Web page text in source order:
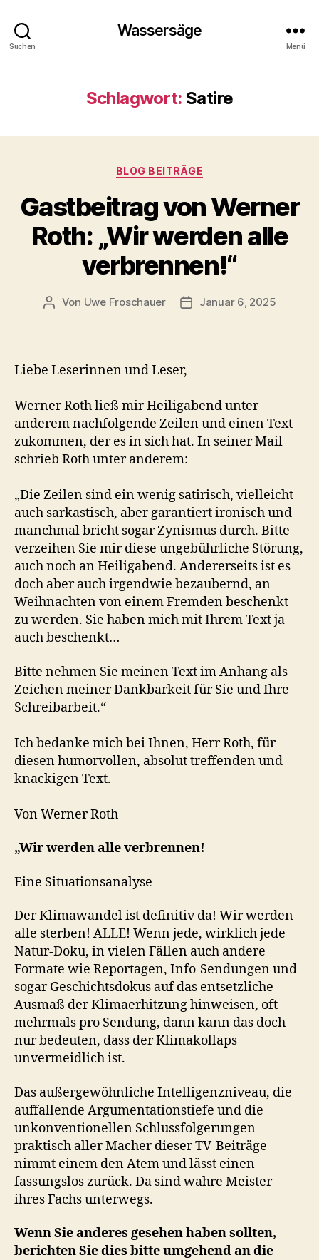
Suchen
Wassersäge
Menü
Schlagwort: Satire
Kategorien
BLOG BEITRÄGE
Gastbeitrag von Werner
Roth: „Wir werden alle
verbrennen!“
Beitragsautor
Von Uwe Froschauer Beitragsdatum
Januar 6, 2025
Liebe Leserinnen und Leser,
Werner Roth ließ mir Heiligabend unter
anderem nachfolgende Zeilen und einen Text
zukommen, der es in sich hat. In seiner Mail
schrieb Roth unter anderem:
„Die Zeilen sind ein wenig satirisch, vielleicht
auch sarkastisch, aber garantiert ironisch und
manchmal bricht sogar Zynismus durch. Bitte
verzeihen Sie mir diese ungebührliche Störung,
auch noch an Heiligabend. Andererseits ist es
doch aber auch irgendwie bezaubernd, an
Weihnachten von einem Fremden beschenkt
zu werden. Sie haben mich mit Ihrem Text ja
auch beschenkt…
Bitte nehmen Sie meinen Text im Anhang als
Zeichen meiner Dankbarkeit für Sie und Ihre
Schreibarbeit.“
Ich bedanke mich bei Ihnen, Herr Roth, für
diesen humorvollen, absolut treffenden und
knackigen Text.
Von Werner Roth
„Wir werden alle verbrennen!
Eine Situationsanalyse
Der Klimawandel ist definitiv da! Wir werden
alle sterben! ALLE! Wenn jede, wirklich jede
Natur-Doku, in vielen Fällen auch andere
Formate wie Reportagen, Info-Sendungen und
sogar Geschichtsdokus auf das entsetzliche
Ausmaß der Klimaerhitzung hinweisen, oft
mehrmals pro Sendung, dann kann das doch
nur bedeuten, dass der Klimakollaps
unvermeidlich ist.
Das außergewöhnliche Intelligenzniveau, die
auffallende Argumentationstiefe und die
unkonventionellen Schlussfolgerungen
praktisch aller Macher dieser TV-Beiträge
nimmt einem den Atem und lässt einen
fassungslos zurück. Da sind wahre Meister
ihres Fachs unterwegs.
Wenn Sie anderes gesehen haben sollten,
berichten Sie dies bitte umgehend an die